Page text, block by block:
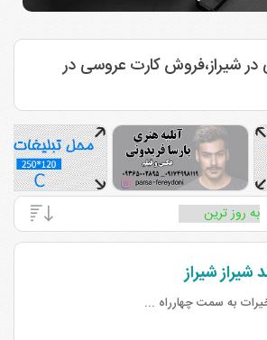
شیراز،فروش کارت عروسی در
شیراز
خیرات به سمت چهارراه ...